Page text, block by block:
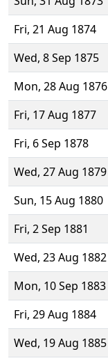
Fri, 21 Aug 1874
Wed, 8 Sep 1875
Mon, 28 Aug 1876
Fri, 17 Aug 1877
Fri, 6 Sep 1878
Wed, 27 Aug 1879
Sun, 15 Aug 1880
Fri, 2 Sep 1881
Wed, 23 Aug 1882
Mon, 10 Sep 1883
Fri, 29 Aug 1884
Wed, 19 Aug 1885